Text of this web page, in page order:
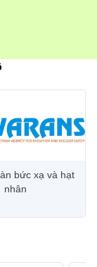
bức xạ và hạt
nhân